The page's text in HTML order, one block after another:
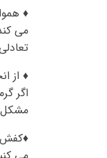
♦
می
♦ از
اگر
♦کفش